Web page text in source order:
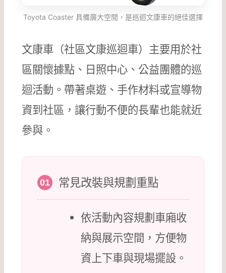
Toyota Coaster 具備廣大空間，是巡迴文康車的絕佳選擇
文康車（社區文康巡迴車）主要用於社
區關懷據點、日照中心、公益團體的巡
迴活動。帶著桌遊、手作材料或宣導物
資到社區，讓行動不便的長輩也能就近
參與。
01 常見改裝與規劃重點
依活動內容規劃車廂收
納與展示空間，方便物
資上下車與現場擺設。